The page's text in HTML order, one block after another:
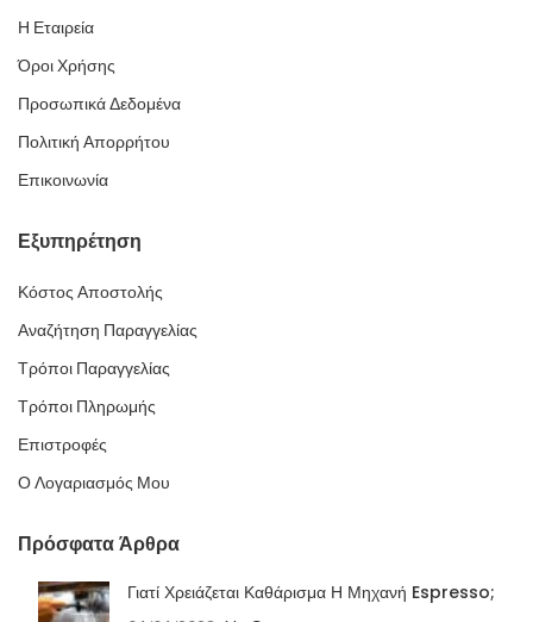
Η Εταιρεία
Όροι Χρήσης
Προσωπικά Δεδομένα
Πολιτική Απορρήτου
Επικοινωνία
Εξυπηρέτηση
Κόστος Αποστολής
Αναζήτηση Παραγγελίας
Τρόποι Παραγγελίας
Τρόποι Πληρωμής
Επιστροφές
Ο Λογαριασμός Μου
Πρόσφατα Άρθρα
Γιατί Χρειάζεται Καθάρισμα Η Μηχανή Espresso;